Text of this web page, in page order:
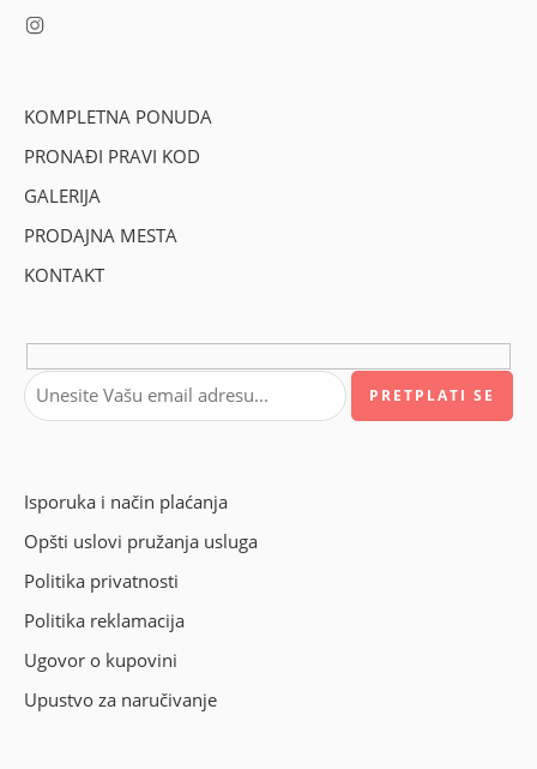
KOMPLETNA PONUDA
PRONAĐI PRAVI KOD
GALERIJA
PRODAJNA MESTA
KONTAKT
Isporuka i način plaćanja
Opšti uslovi pružanja usluga
Politika privatnosti
Politika reklamacija
Ugovor o kupovini
Upustvo za naručivanje